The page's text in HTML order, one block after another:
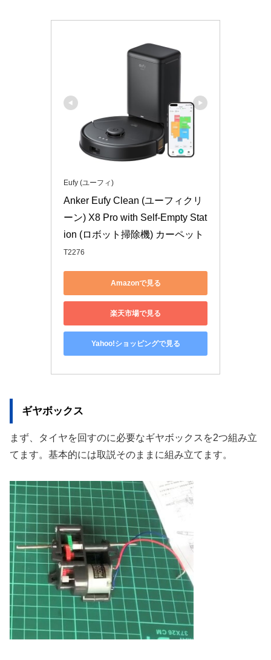
Eufy (ユーフィ)
Anker Eufy Clean (ユーフィクリ
ーン) X8 Pro with Self-Empty Stat
ion (ロボット掃除機) カーペット
T2276
Amazonで見る
楽天市場で見る
Yahoo!ショッピングで見る
ギヤボックス
まず、タイヤを回すのに必要なギヤボックスを2つ組み立
てます。基本的には取説そのままに組み立てます。